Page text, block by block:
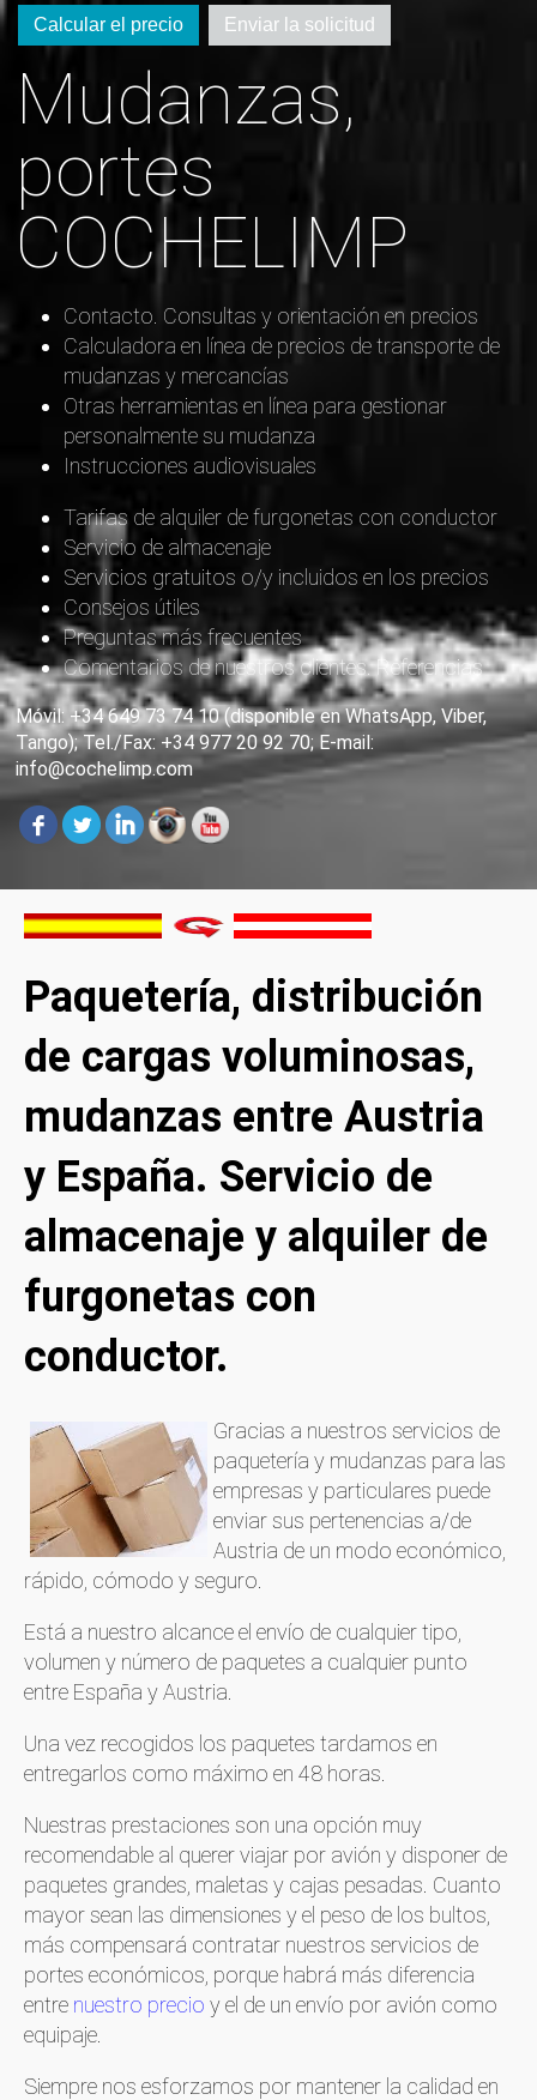
Calcular el precio Enviar la solicitud
Mudanzas,
portes
COCHELIMP
Contacto. Consultas y orientación en precios
Calculadora en línea de precios de transporte de
mudanzas y mercancías
Otras herramientas en línea para gestionar
personalmente su mudanza
Instrucciones audiovisuales
Tarifas de alquiler de furgonetas con conductor
Servicio de almacenaje
Servicios gratuitos o/y incluidos en los precios
Consejos útiles
Preguntas más frecuentes
Comentarios de nuestros clientes. Referencias
Móvil: +34 649 73 74 10 (disponible en WhatsApp, Viber,
Tango); Tel./Fax: +34 977 20 92 70; E-mail:
info@cochelimp.com
Paquetería, distribución
de cargas voluminosas,
mudanzas entre Austria
y España. Servicio de
almacenaje y alquiler de
furgonetas con
conductor.
Gracias a nuestros servicios de
paquetería y mudanzas para las
empresas y particulares puede
enviar sus pertenencias a/de
Austria de un modo económico,
rápido, cómodo y seguro.
Está a nuestro alcance el envío de cualquier tipo,
volumen y número de paquetes a cualquier punto
entre España y Austria.
Una vez recogidos los paquetes tardamos en
entregarlos como máximo en 48 horas.
Nuestras prestaciones son una opción muy
recomendable al querer viajar por avión y disponer de
paquetes grandes, maletas y cajas pesadas. Cuanto
mayor sean las dimensiones y el peso de los bultos,
más compensará contratar nuestros servicios de
portes económicos, porque habrá más diferencia
entre nuestro precio y el de un envío por avión como
equipaje.
Siempre nos esforzamos por mantener la calidad en